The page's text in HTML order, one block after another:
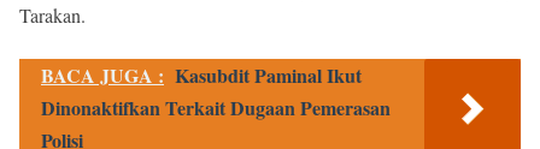
Tarakan.
BACA JUGA : Kasubdit Paminal Ikut
Dinonaktifkan Terkait Dugaan Pemerasan
Polisi